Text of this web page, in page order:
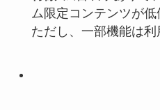
ム限定コンテンツが低
ただし、一部機能は利